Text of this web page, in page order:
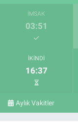
İMSAK
03:51
İKINDI
16:37
Aylık Vakitler